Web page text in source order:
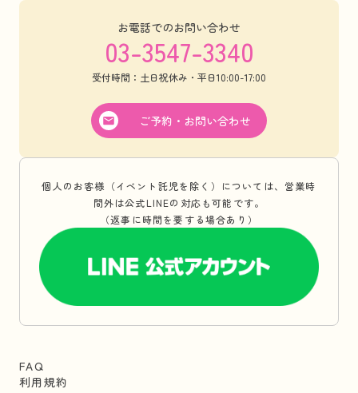
お電話でのお問い合わせ
03-3547-3340
受付時間：土日祝休み・平日10:00-17:00
ご予約・お問い合わせ
個人のお客様（イベント託児を除く）については、営業時
間外は公式LINEの対応も可能です。
（返事に時間を要する場合あり）
FAQ
利用規約